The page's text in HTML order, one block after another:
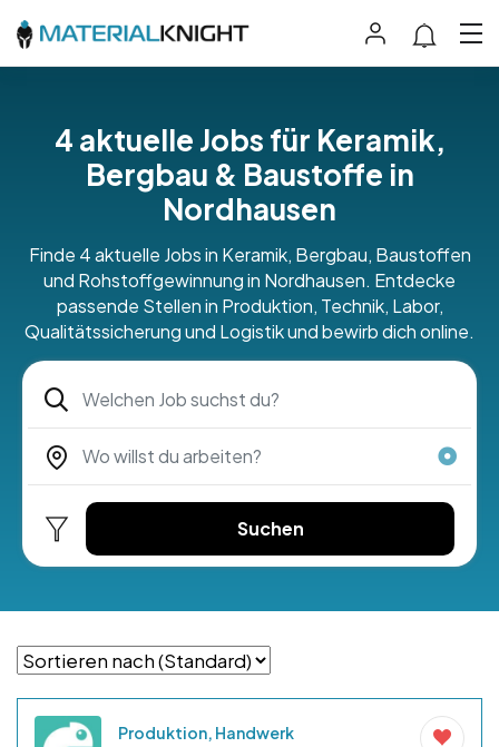
4 aktuelle Jobs für Keramik,
Bergbau & Baustoffe in
Nordhausen
Finde 4 aktuelle Jobs in Keramik, Bergbau, Baustoffen
und Rohstoffgewinnung in Nordhausen. Entdecke
passende Stellen in Produktion, Technik, Labor,
Qualitätssicherung und Logistik und bewirb dich online.
Suchen
Produktion, Handwerk